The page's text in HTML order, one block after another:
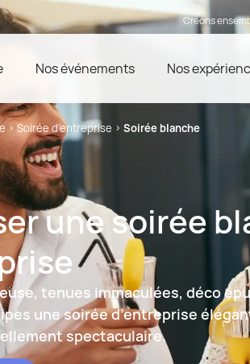
Créons
Nos événements Nos
› Soirée d’entreprise › Soirée blanche
une soirée
tenues immaculées, déco
une soirée d’entreprise
spectaculaire.